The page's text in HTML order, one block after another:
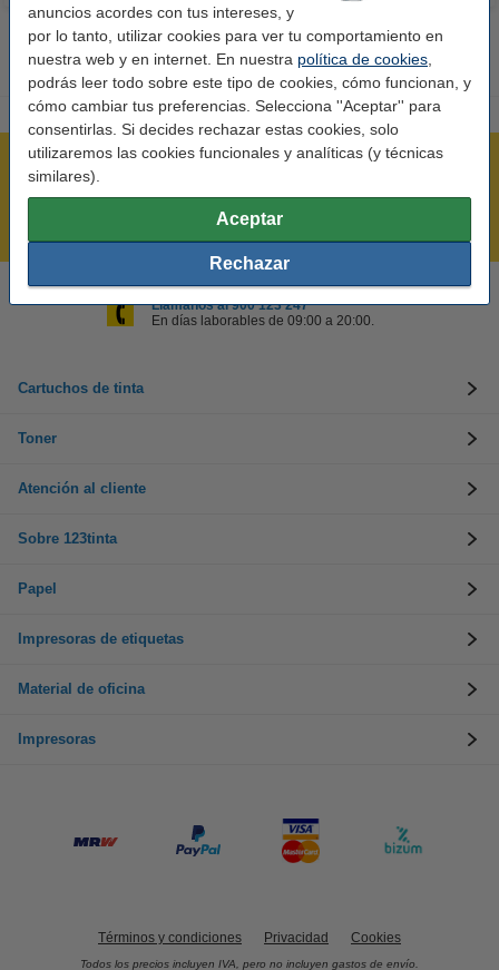
anuncios acordes con tus intereses, y
por lo tanto, utilizar cookies para ver tu comportamiento en
nuestra web y en internet. En nuestra política de cookies
podrás leer todo sobre este tipo de cookies, cómo funcionan, y
cómo cambiar tus preferencias. Selecciona ''Aceptar'' para
consentirlas. Si decides rechazar estas cookies, solo
utilizaremos las cookies funcionales y analíticas (y técnicas
similares).
Aceptar
Rechazar
¡Recibe en 24 horas!
Llámanos al 900 123 247
En días laborables de 09:00 a 20:00.
Cartuchos de tinta
Toner
Atención al cliente
Sobre 123tinta
Papel
Impresoras de etiquetas
Material de oficina
Impresoras
Términos y condiciones Privacidad Cookies
Todos los precios incluyen IVA, pero no incluyen gastos de envío.